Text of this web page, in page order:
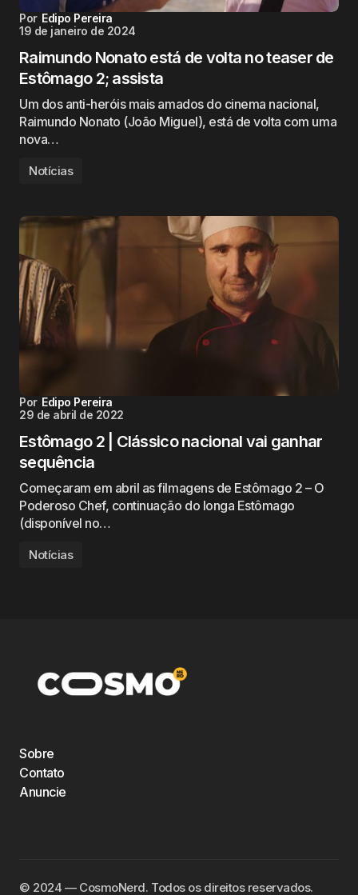
Por Edipo Pereira
19 de janeiro de 2024
Raimundo Nonato está de volta no teaser de
Estômago 2; assista
Um dos anti-heróis mais amados do cinema nacional,
Raimundo Nonato (João Miguel), está de volta com uma
nova…
Notícias
Por Edipo Pereira
29 de abril de 2022
Estômago 2 | Clássico nacional vai ganhar
sequência
Começaram em abril as filmagens de Estômago 2 – O
Poderoso Chef, continuação do longa Estômago
(disponível no…
Notícias
Sobre
Contato
Anuncie
©️ 2024 — CosmoNerd. Todos os direitos reservados.